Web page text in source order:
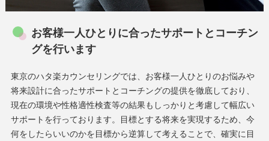
お客様一人ひとりに合ったサポートとコーチン
グを行います
東京のハタ楽カウンセリングでは、お客様一人ひとりのお悩みや
将来設計に合ったサポートとコーチングの提供を徹底しており、
現在の環境や性格適性検査等の結果もしっかりと考慮して幅広い
サポートを行っております。目標とする将来を実現するため、今
何をしたらいいのかを目標から逆算して考えることで、確実に目